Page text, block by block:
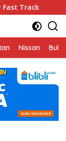
Fikom Unisba
Nissan